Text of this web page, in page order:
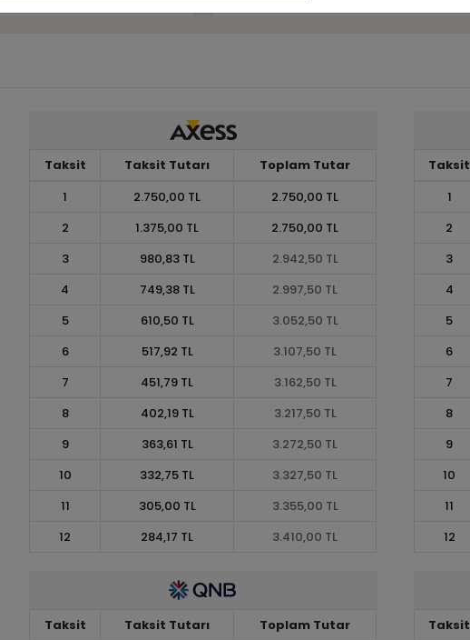
Taksit Taksit Tutarı
Toplam Tutar
1
2.750,00 TL
2.750,00 TL
2
1.375,00 TL
2.750,00 TL
3
980,83 TL
2.942,50 TL
4
749,38 TL
2.997,50 TL
5
610,50 TL
3.052,50 TL
6
517,92 TL
3.107,50 TL
7
451,79 TL
3.162,50 TL
8
402,19 TL
3.217,50 TL
9
363,61 TL
3.272,50 TL
10
332,75 TL
3.327,50 TL
11
305,00 TL
3.355,00 TL
12
284,17 TL 3.410,00 TL
Taksit
1
2
3
4
5
6
7
8
9
10
11
12
Taksit Taksit Tutarı
Toplam Tutar
Taksit